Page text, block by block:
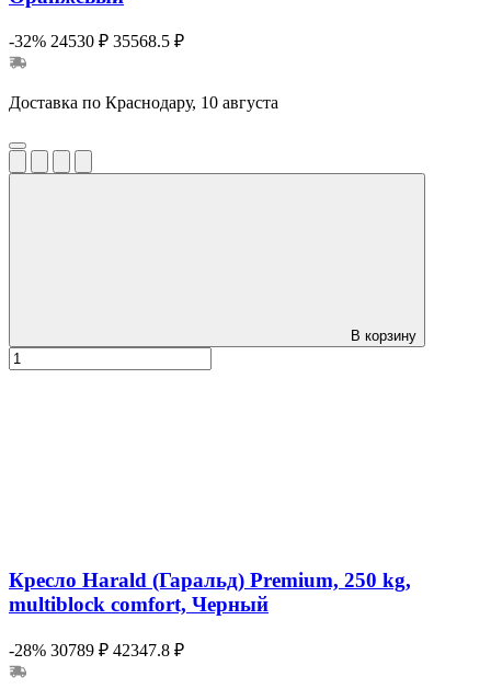
-32% 24530 ₽ 35568.5 ₽
Доставка по Краснодару, 10 августа
В корзину
Кресло Harald (Гаральд) Premium, 250 kg,
multiblock comfort, Черный
-28% 30789 ₽ 42347.8 ₽